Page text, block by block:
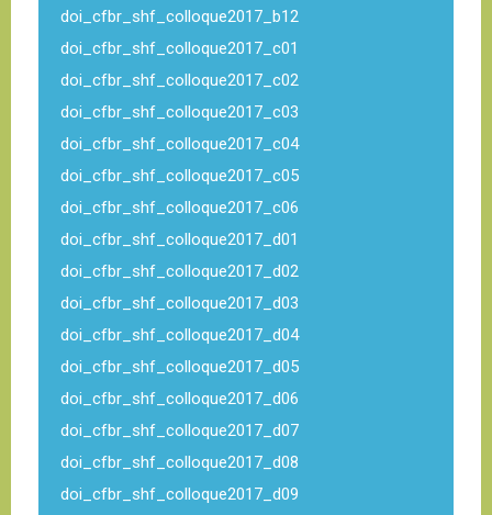
doi_cfbr_shf_colloque2017_b12
doi_cfbr_shf_colloque2017_c01
doi_cfbr_shf_colloque2017_c02
doi_cfbr_shf_colloque2017_c03
doi_cfbr_shf_colloque2017_c04
doi_cfbr_shf_colloque2017_c05
doi_cfbr_shf_colloque2017_c06
doi_cfbr_shf_colloque2017_d01
doi_cfbr_shf_colloque2017_d02
doi_cfbr_shf_colloque2017_d03
doi_cfbr_shf_colloque2017_d04
doi_cfbr_shf_colloque2017_d05
doi_cfbr_shf_colloque2017_d06
doi_cfbr_shf_colloque2017_d07
doi_cfbr_shf_colloque2017_d08
doi_cfbr_shf_colloque2017_d09